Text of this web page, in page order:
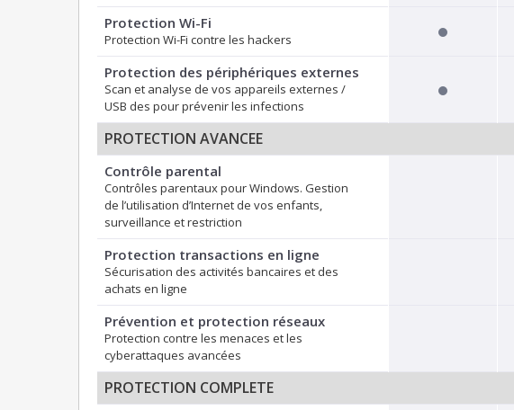
Protection Wi-Fi
Protection Wi-Fi contre les hackers
Protection des périphériques externes
Scan et analyse de vos appareils externes /
USB des pour prévenir les infections
PROTECTION AVANCEE
Contrôle parental
Contrôles parentaux pour Windows. Gestion
de l’utilisation d’Internet de vos enfants,
surveillance et restriction
Protection transactions en ligne
Sécurisation des activités bancaires et des
achats en ligne
Prévention et protection réseaux
Protection contre les menaces et les
cyberattaques avancées
PROTECTION COMPLETE